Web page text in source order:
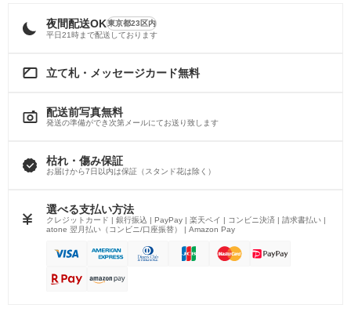
夜間配送OK東京都23区内
平日21時まで配送しております
立て札・メッセージカード無料
配送前写真無料
発送の準備ができ次第メールにてお送り致します
枯れ・傷み保証
お届けから7日以内は保証（スタンド花は除く）
選べる支払い方法
クレジットカード | 銀行振込 | PayPay | 楽天ペイ | コンビニ決済 | 請求書払い |
atone 翌月払い（コンビニ/口座振替） | Amazon Pay